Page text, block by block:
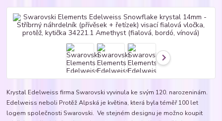
Krystal Edelweiss firma Swarovski vyvinula ke svým 120. narozeninám.
Edelweiss neboli Protěž Alpská je květina, která byla téměř 100 let
logem společnosti Swarovski. Ve stejném designu je možno koupit